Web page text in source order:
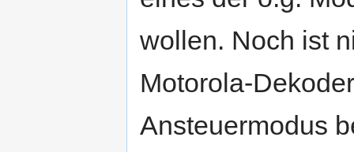
wollen. Noch ist
Motorola-
Ansteuermodus